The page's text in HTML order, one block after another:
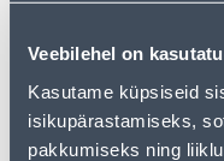
Veebilehel on
Kasutame küpsiseid
isikupärastamiseks,
pakkumiseks ning
главную страницу
функцию поиска,
варианты. Удачных